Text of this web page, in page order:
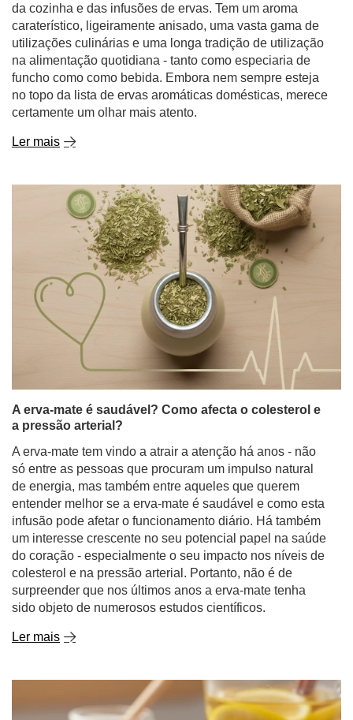
da cozinha e das infusões de ervas. Tem um aroma
caraterístico, ligeiramente anisado, uma vasta gama de
utilizações culinárias e uma longa tradição de utilização
na alimentação quotidiana - tanto como especiaria de
funcho como como bebida. Embora nem sempre esteja
no topo da lista de ervas aromáticas domésticas, merece
certamente um olhar mais atento.
Ler mais
A erva-mate é saudável? Como afecta o colesterol e
a pressão arterial?
A erva-mate tem vindo a atrair a atenção há anos - não
só entre as pessoas que procuram um impulso natural
de energia, mas também entre aqueles que querem
entender melhor se a erva-mate é saudável e como esta
infusão pode afetar o funcionamento diário. Há também
um interesse crescente no seu potencial papel na saúde
do coração - especialmente o seu impacto nos níveis de
colesterol e na pressão arterial. Portanto, não é de
surpreender que nos últimos anos a erva-mate tenha
sido objeto de numerosos estudos científicos.
Ler mais